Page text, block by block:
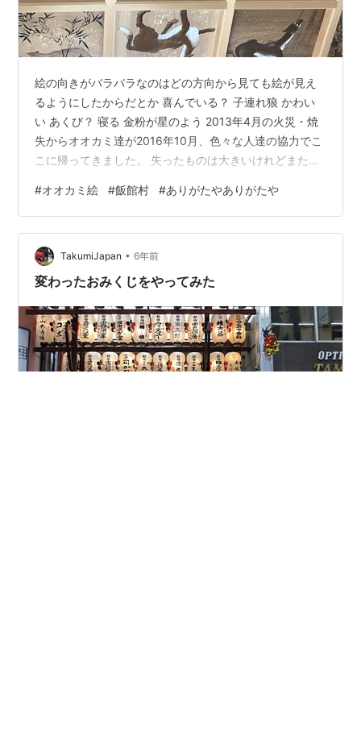
絵の向きがバラバラなのはどの方向から見ても絵が見え
るようにしたからだとか 喜んでいる？ 子連れ狼 かわい
い あくび？ 寝る 金粉が星のよう 2013年4月の火災・焼
失からオオカミ達が2016年10月、色々な人達の協力でこ
こに帰ってきました。 失ったものは大きいけれどまたこ
購入し山津見神社を後にした。 またここに来てオオカミ
絵を見ようと思った。そんな冬の休日でございました。
オオカミ絵を見に行こうの巻 完 余談 飯館村の現在スタ
ンダードな風景 飯館村、と聞くとやっぱり数値が気にな
りますよね。 道に設置してあるモニタリングポストの数
#オオカミ絵 #飯館村 #ありがたやありがたや
TakumiJapan • 6年前
変わったおみくじをやってみた